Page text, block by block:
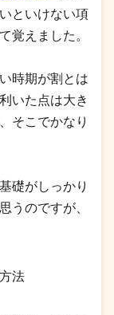
といけない項
覚えました。
時期が割とは
いた点は大き
そこでかなり
礎がしっかり
うのですが、
法